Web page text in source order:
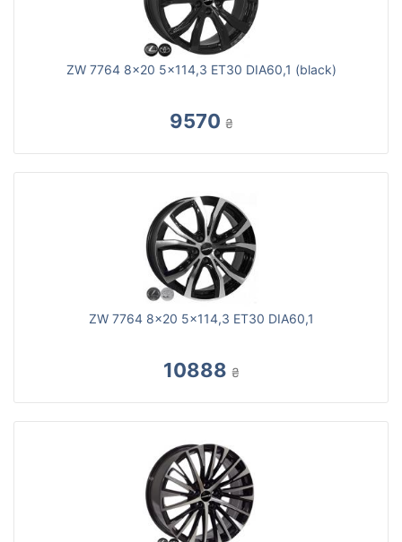
ZW 7764 8x20 5x114,3 ET30 DIA60,1 (black)
9570 ₴
ZW 7764 8x20 5x114,3 ET30 DIA60,1
10888 ₴